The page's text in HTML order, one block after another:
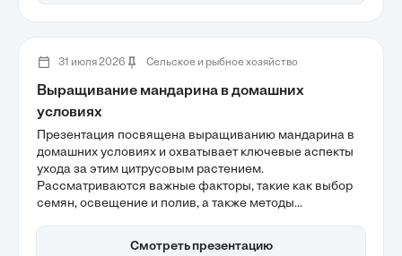
31 июля 2026 Сельское и рыбное хозяйство
Выращивание мандарина в домашних
условиях
Презентация посвящена выращиванию мандарина в
домашних условиях и охватывает ключевые аспекты
ухода за этим цитрусовым растением.
Рассматриваются важные факторы, такие как выбор
семян, освещение и полив, а также методы
Знание этих нюансов поможет создать комфортные
Смотреть презентацию